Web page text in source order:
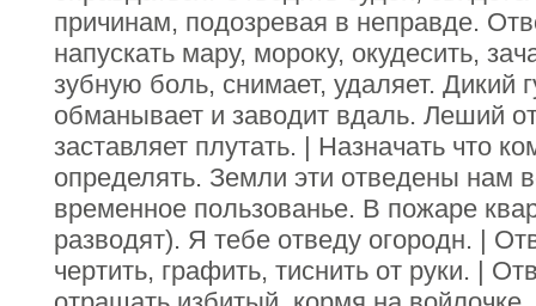
причинам, подозревая в неправде.
напускать мару, мороку, окудесить,
зубную боль, снимает, удаляет. Дикий
обманывает и заводит вдаль. Леший
заставляет плутать. | Назначать что
определять. Земли эти отведены нам
временное пользованье. В пожаре
разводят). Я тебе отведу огородн. |
чертить, графить, тиснить от руки. |